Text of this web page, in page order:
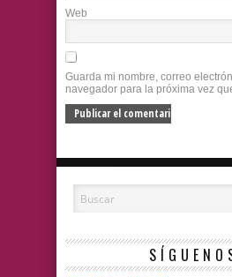
Web
Guarda mi nombre, correo
navegador para la próxima vez